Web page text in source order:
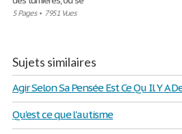
5 Pages• 7951 Vues
Sujets similaires
Agir Selon Sa Pensée Est Ce Qu Il Y A
Qu'est ce que l'autisme